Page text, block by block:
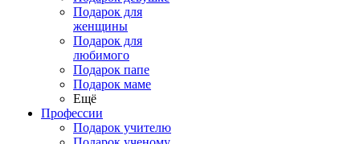
Подарок для
женщины
Подарок для
любимого
Подарок папе
Подарок маме
Ещё
Профессии
Подарок учителю